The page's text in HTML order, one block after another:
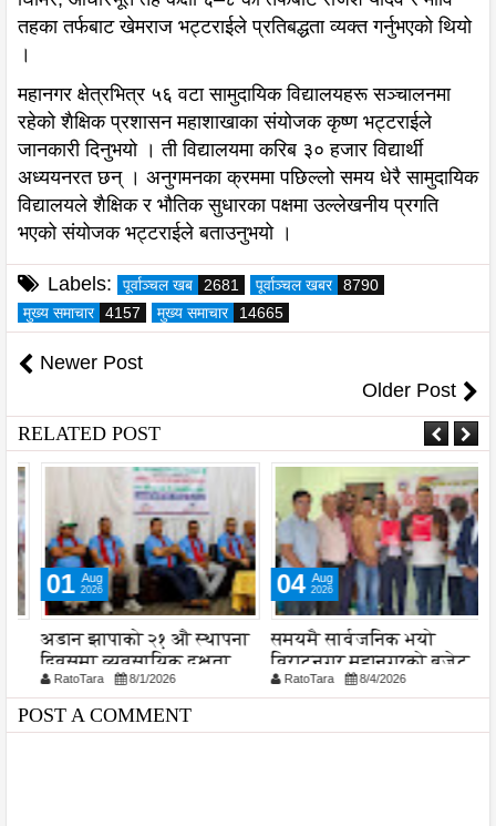
तहका तर्फबाट खेमराज भट्टराईले प्रतिबद्धता व्यक्त गर्नुभएको थियो
।
महानगर क्षेत्रभित्र ५६ वटा सामुदायिक विद्यालयहरू सञ्चालनमा
रहेको शैक्षिक प्रशासन महाशाखाका संयोजक कृष्ण भट्टराईले
जानकारी दिनुभयो । ती विद्यालयमा करिब ३० हजार विद्यार्थी
अध्ययनरत छन् । अनुगमनका क्रममा पछिल्लो समय धेरै सामुदायिक
विद्यालयले शैक्षिक र भौतिक सुधारका पक्षमा उल्लेखनीय प्रगति
भएको संयोजक भट्टराईले बताउनुभयो ।
Labels: पूर्वाञ्चल खब 2681 पूर्वाञ्चल खबर
8790
मुख्य समाचार
4157 मुख्य समाचार 14665
Newer Post
Older Post
RELATED POST
01 Aug
2026
अडान झापाको २१ औ स्थापना
दिवसमा व्यवसायिक दक्षता,
विश्वसनीयता र गुणस्तरमा
जोड
RatoTara 8/1/2026
04 Aug
2026
समयमै सार्वजनिक भयो
विराटनगर महानगरको बजेट
पुस्तिका, कार्यान्वयन प्रक्रिया
पनि सुरु
RatoTara 8/4/2026
POST A COMMENT